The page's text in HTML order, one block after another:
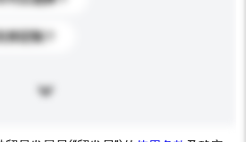
定制？